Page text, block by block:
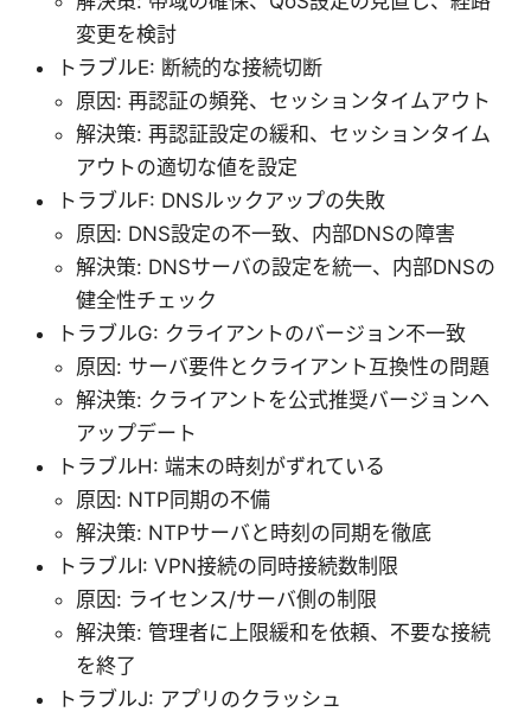
変更を検討
トラブルE: 断続的な接続切断
原因: 再認証の頻発、セッションタイムアウト
解決策: 再認証設定の緩和、セッションタイム
アウトの適切な値を設定
トラブルF: DNSルックアップの失敗
原因: DNS設定の不一致、内部DNSの障害
解決策: DNSサーバの設定を統一、内部DNSの
健全性チェック
トラブルG: クライアントのバージョン不一致
原因: サーバ要件とクライアント互換性の問題
解決策: クライアントを公式推奨バージョンへ
アップデート
トラブルH: 端末の時刻がずれている
原因: NTP同期の不備
解決策: NTPサーバと時刻の同期を徹底
トラブルI: VPN接続の同時接続数制限
原因: ライセンス/サーバ側の制限
解決策: 管理者に上限緩和を依頼、不要な接続
を終了
トラブルJ: アプリのクラッシュ